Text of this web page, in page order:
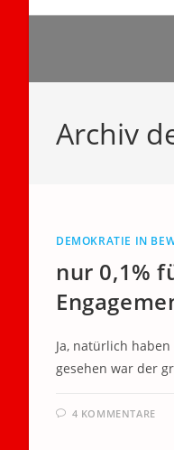
Archiv
DEMOKRATIE IN
nur 0,1%
Ja, natürlich
gesehen war der
4 KOMMENTARE